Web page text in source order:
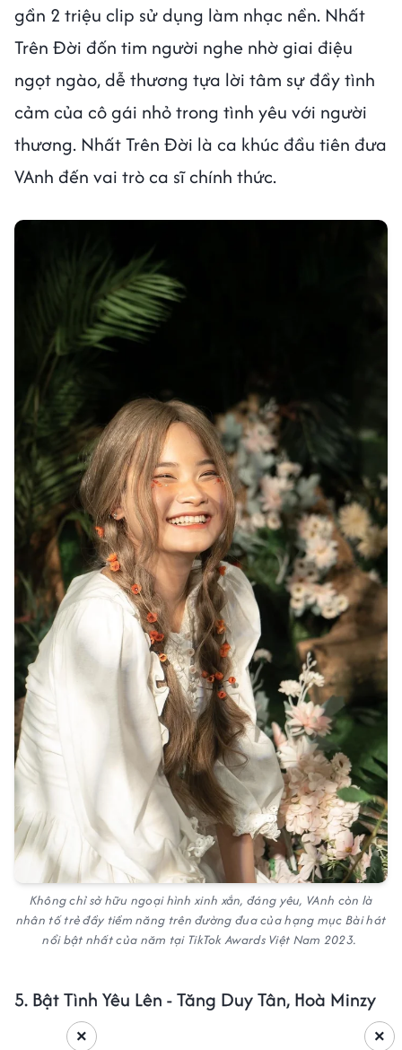
gần 2 triệu clip sử dụng làm nhạc nền. Nhất
Trên Đời đốn tim người nghe nhờ giai điệu
ngọt ngào, dễ thương tựa lời tâm sự đầy tình
cảm của cô gái nhỏ trong tình yêu với người
thương. Nhất Trên Đời là ca khúc đầu tiên đưa
VAnh đến vai trò ca sĩ chính thức.
Không chỉ sở hữu ngoại hình xinh xắn, đáng yêu, VAnh còn là
nhân tố trẻ đầy tiềm năng trên đường đua của hạng mục Bài hát
nổi bật nhất của năm tại TikTok Awards Việt Nam 2023.
5. Bật Tình Yêu Lên - Tăng Duy Tân, Hoà Minzy
×
×